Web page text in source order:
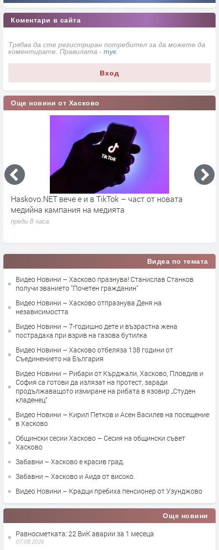
Коментари в сайта
Трябва да сте регистриран потребител за да можете да
коментирате. Правилата - тук
Вход
Още новини от Хасково
Haskovo.NET вече е и в TikTok – част от новата
медийна кампания на медията
преди 8 часа
Видеа по темата
Видео Новини – Хасково празнува! Станислав Станков
получи званието "Почетен гражданин"
Видео Новини – Хасково отпразнува Деня на
независимостта
Видео Новини – 7-годишно дете и възрастна жена
пострадаха при взрив на газова бутилка
Видео Новини – Хасково отбеляза 138 години от
Съединението на България
Видео Новини – Рибари от Кърджали, Хасково, Пловдив и
София са готови да излязат на протест, заради
продължаващото измиране на рибата в язовир „Студен
кладенец“
Видео Новини – Кирил Петков и Асен Василев на посещение
в Хасково
Общински сесии Хасково – Сесия на общински съвет
Хасково
Забавни – Хасково е красив град.
Забавни – Хасково и Аида от високо.
Видео Новини – Крадци пребиха пенсионер от Узунджово
Още новини
Равносметката: 22 ВиК аварии за 1 месеца
07.08.2026